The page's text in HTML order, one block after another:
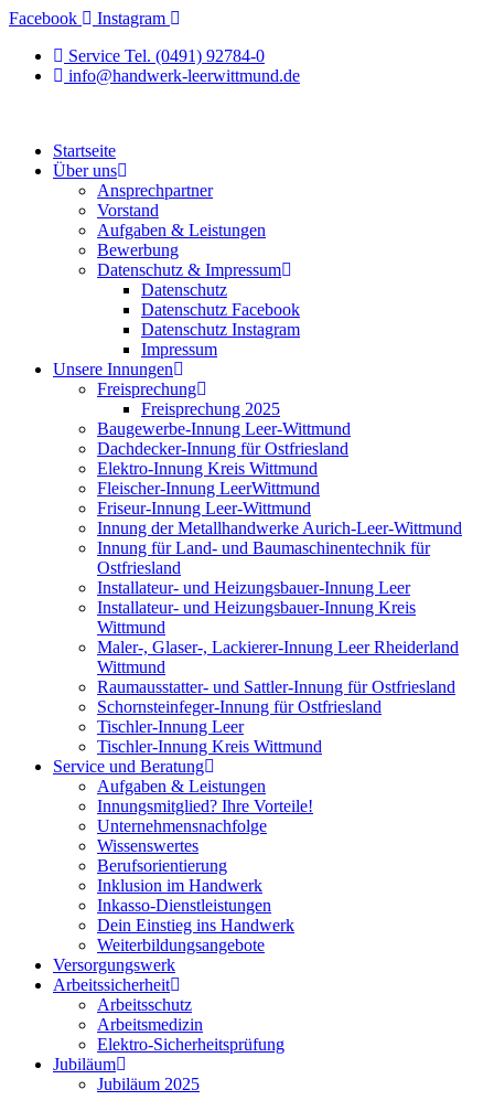
Zum
springen
Facebook
Instagram
Service Tel. (0491) 92784-0
info@handwerk-leerwittmund.de
Startseite
Über uns
Ansprechpartner
Vorstand
Aufgaben & Leistungen
Bewerbung
Datenschutz & Impressum
Datenschutz
Datenschutz Facebook
Datenschutz Instagram
Impressum
Unsere Innungen
Freisprechung
Freisprechung 2025
Baugewerbe-Innung Leer-Wittmund
Dachdecker-Innung für Ostfriesland
Elektro-Innung Kreis Wittmund
Fleischer-Innung LeerWittmund
Friseur-Innung Leer-Wittmund
Innung der Metallhandwerke Aurich-Leer-Wittmund
Innung für Land- und Baumaschinentechnik für
Ostfriesland
Installateur- und Heizungsbauer-Innung Leer
Installateur- und Heizungsbauer-Innung Kreis
Wittmund
Maler-, Glaser-, Lackierer-Innung Leer Rheiderland
Wittmund
Raumausstatter- und Sattler-Innung für Ostfriesland
Schornsteinfeger-Innung für Ostfriesland
Tischler-Innung Leer
Tischler-Innung Kreis Wittmund
Service und Beratung
Aufgaben & Leistungen
Innungsmitglied? Ihre Vorteile!
Unternehmensnachfolge
Wissenswertes
Berufsorientierung
Inklusion im Handwerk
Inkasso-Dienstleistungen
Dein Einstieg ins Handwerk
Weiterbildungsangebote
Versorgungswerk
Arbeitssicherheit
Arbeitsschutz
Arbeitsmedizin
Elektro-Sicherheitsprüfung
Jubiläum
Jubiläum 2025